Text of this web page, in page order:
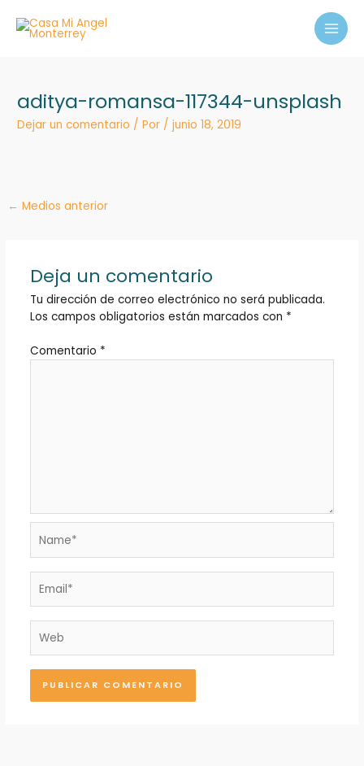
contenido
aditya-romansa-117344-unsplash
Dejar un comentario / Por /junio 18, 2019
← Medios anterior
Deja un comentario
Tu dirección de correo electrónico no será publicada.
Los campos obligatorios están marcados con *
Comentario *